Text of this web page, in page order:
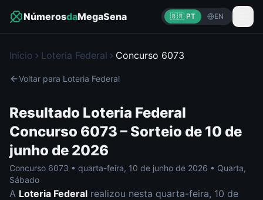
NúmerosdaMegaSena 🇧🇷 PT EN
Início Loteria Federal Concurso 6073
Voltar para Loteria Federal
Resultado Loteria Federal
Concurso 6073 – Sorteio de 10 de
junho de 2026
Concurso 6073 • quarta-feira, 10 de junho de 2026 • Quarta,
Sábado
A Loteria Federal realizou nesta quarta-feira, 10 de